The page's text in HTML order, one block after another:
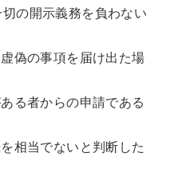
の開示義務を負わない
偽の事項を届け出た場
る者からの申請である
相当でないと判断した